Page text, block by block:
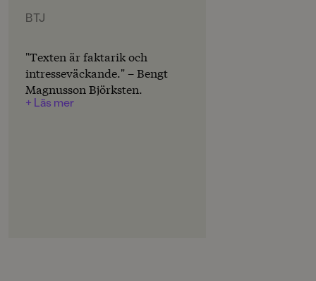
Destination: Planet Earth
Engelska
ÖVERSÄTTARE
Annika Meijer
BTJ
"Texten är faktarik och
intresseväckande." – Bengt
Magnusson Björksten.
+ Läs mer